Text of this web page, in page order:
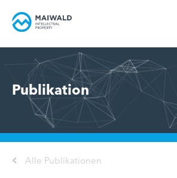
Publikation
Alle Publikationen